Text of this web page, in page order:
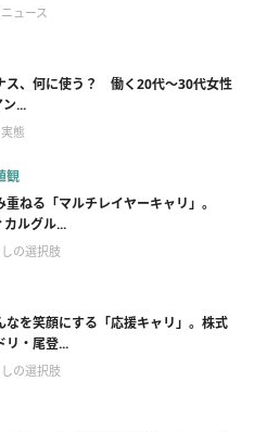
ュース
ス、何に使う？ 働く20代～30代女性
...
態
観
重ねる「マルチレイヤーキャリ」。
カルグル...
の選択肢
なを笑顔にする「応援キャリ」。株式
リ・尾登...
の選択肢